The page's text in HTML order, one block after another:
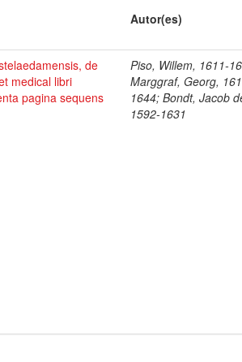
Autor(es)
de
medical libri
pagina sequens
Piso, Willem, 1611-
Marggraf, Georg,
1644; Bondt, Jacob
1592-1631